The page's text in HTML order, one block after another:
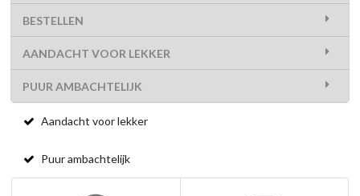
BESTELLEN
AANDACHT VOOR LEKKER
PUUR AMBACHTELIJK
Aandacht voor lekker
Puur ambachtelijk